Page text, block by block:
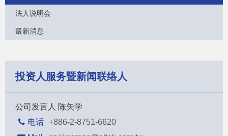
法人说明会
最新消息
投资人服务暨新闻联络人
公司发言人 陈矢学
电话 +886-2-8751-6620